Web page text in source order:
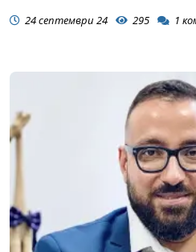
24 септември 24 295 1